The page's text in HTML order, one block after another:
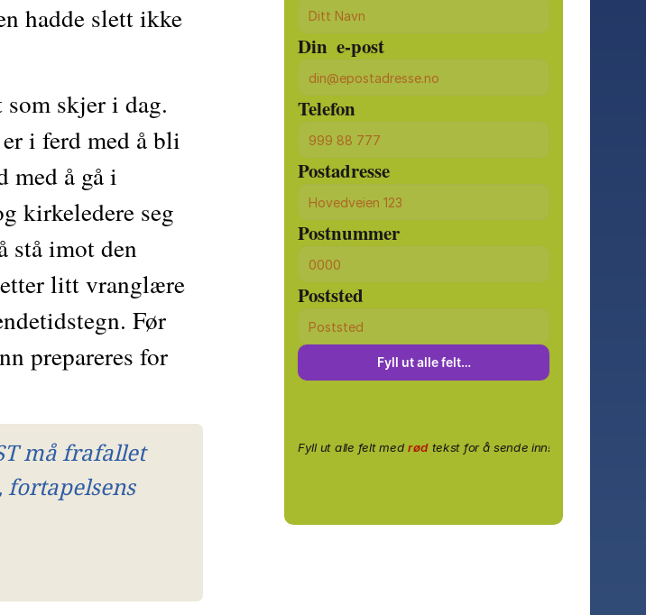
hadde slett ikke
skjer i dag.
i ferd med å bli
med å gå i
kirkeledere seg
stå imot den
litt vranglære
Før
prepareres for
må frafallet
fortapelsens
Din  e-post
Telefon
Postadresse
Postnummer
Poststed
Fyll ut alle felt…
Fyll ut alle felt med rødtekst for å sende inn!